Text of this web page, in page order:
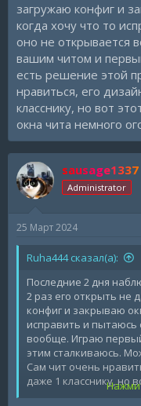
загружаю конфиг и
когда хочу что то
оно не открывается
вашим читом и
есть решение этой
нравиться, его
класснику, но вот
окна чита немного
sausage1337
Administrator
25 Март 2024
Ruha444 сказал(а):
Последние 2 дня
2 раз его открыть не
конфиг и закрываю
исправить и пытаюсь
вообще. Играю
этим сталкиваюсь.
Сам чит очень
даже 1 класснику, но
открытие окна чита